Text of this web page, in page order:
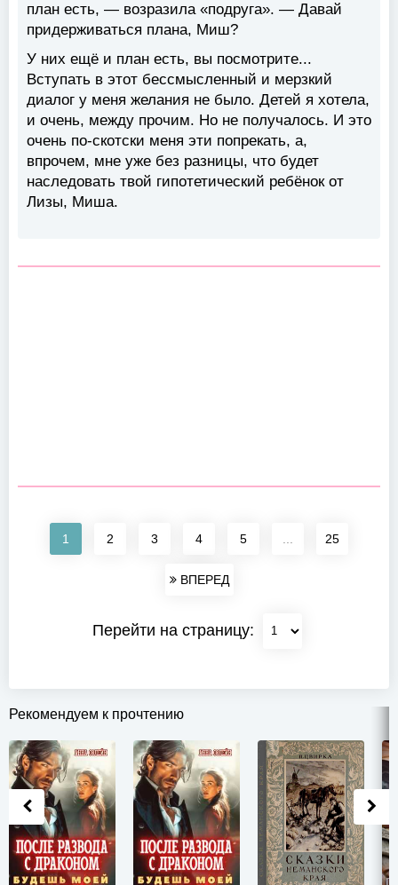
план есть, — возразила «подруга». — Давай
придерживаться плана, Миш?
У них ещё и план есть, вы посмотрите...
Вступать в этот бессмысленный и мерзкий
диалог у меня желания не было. Детей я хотела,
и очень, между прочим. Но не получалось. И это
очень по-скотски меня эти попрекать, а,
впрочем, мне уже без разницы, что будет
наследовать твой гипотетический ребёнок от
Лизы, Миша.
1 2 3 4 5 25
ВПЕРЕД
Перейти на страницу:
Рекомендуем к прочтению